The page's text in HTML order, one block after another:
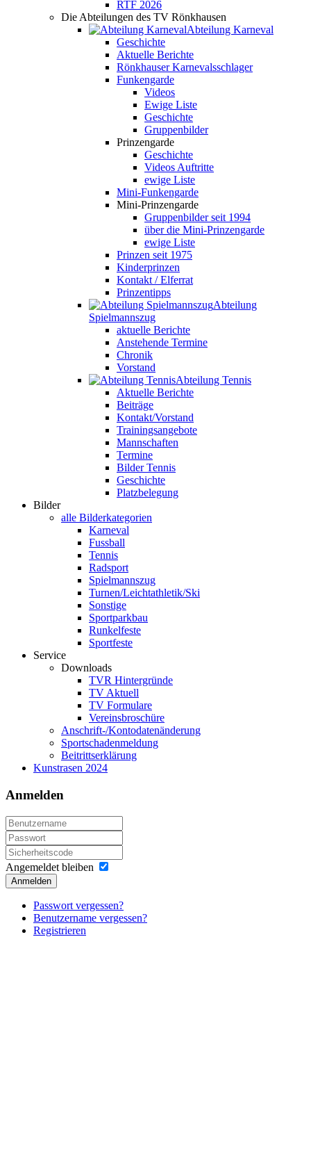
RTF 2026
Die Abteilungen des TV Rönkhausen
Abteilung Karneval
Geschichte
Aktuelle Berichte
Rönkhauser Karnevalsschlager
Funkengarde
Videos
Ewige Liste
Geschichte
Gruppenbilder
Prinzengarde
Geschichte
Videos Auftritte
ewige Liste
Mini-Funkengarde
Mini-Prinzengarde
Gruppenbilder seit 1994
über die Mini-Prinzengarde
ewige Liste
Prinzen seit 1975
Kinderprinzen
Kontakt / Elferrat
Prinzentipps
Abteilung
Spielmannszug
aktuelle Berichte
Anstehende Termine
Chronik
Vorstand
Abteilung Tennis
Aktuelle Berichte
Beiträge
Kontakt/Vorstand
Trainingsangebote
Mannschaften
Termine
Bilder Tennis
Geschichte
Platzbelegung
Bilder
alle Bilderkategorien
Karneval
Fussball
Tennis
Radsport
Spielmannszug
Turnen/Leichtathletik/Ski
Sonstige
Sportparkbau
Runkelfeste
Sportfeste
Service
Downloads
TVR Hintergründe
TV Aktuell
TV Formulare
Vereinsbroschüre
Anschrift-/Kontodatenänderung
Sportschadenmeldung
Beitrittserklärung
Kunstrasen 2024
Anmelden
Angemeldet bleiben
Anmelden
Passwort vergessen?
Benutzername vergessen?
Registrieren